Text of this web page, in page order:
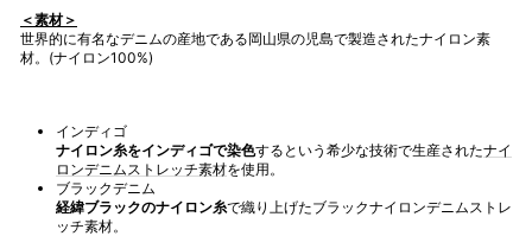
＜素材＞
世界的に有名なデニムの産地である岡山県の児島で製造されたナイロン素
材。(ナイロン100%)
インディゴ
ナイロン糸をインディゴで染色するという希少な技術で生産されたナイ
ロンデニムストレッチ素材を使用。
ブラックデニム
経緯ブラックのナイロン糸で織り上げたブラックナイロンデニムストレ
ッチ素材。